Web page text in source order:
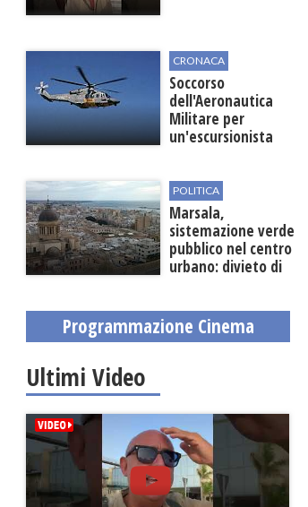
CRONACA
Soccorso
dell'Aeronautica
Militare per
un'escursionista
POLITICA
Marsala,
sistemazione verde
pubblico nel centro
urbano: divieto di
Programmazione Cinema
Ultimi Video